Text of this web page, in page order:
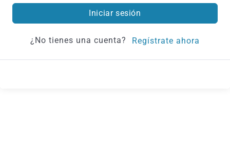
Iniciar sesión
¿No tienes una cuenta? Regístrate ahora